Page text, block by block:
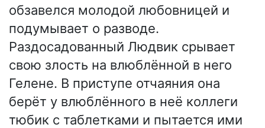
обзавелся молодой любовницей и
подумывает о разводе.
Раздосадованный Людвик срывает
свою злость на влюблённой в него
Гелене. В приступе отчаяния она
берёт у влюблённого в неё коллеги
тюбик с таблетками и пытается ими